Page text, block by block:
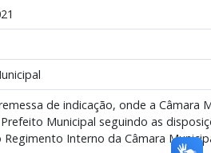
de indicação, onde a Câmara
Municipal seguindo as
Regimento Interno da Câmara